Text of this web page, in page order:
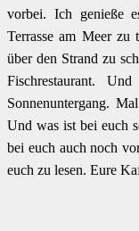
vorbei. Ich genieße
Terrasse am Meer zu
über den Strand zu
Fischrestaurant.
Sonnenuntergang.
Und was ist bei euch
bei euch auch noch
euch zu lesen. Eure